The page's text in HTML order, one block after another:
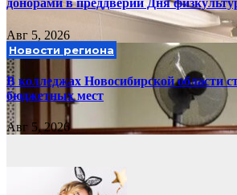
донорами в преддверии Дня
Авг 5, 2026
Новости региона
В колледжах Новосибирской области
бюджетных мест
Авг 5, 2026